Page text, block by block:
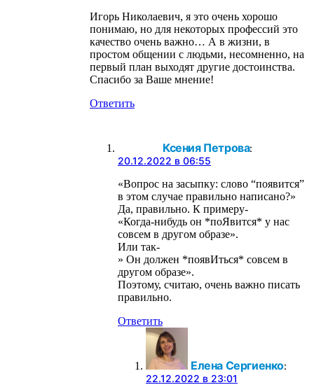
Игорь Николаевич, я это очень хорошо
понимаю, но для некоторых профессий это
качество очень важно… А в жизни, в
простом общении с людьми, несомненно, на
первый план выходят другие достоинства.
Спасибо за Ваше мнение!
Ответить
Ксения Петрова:
20.12.2022 в 06:55
«Вопрос на засыпку: слово “появится”
в этом случае правильно написано?»
Да, правильно. К примеру-
«Когда-нибудь он *поЯвится* у нас
совсем в другом образе».
Или так-
» Он должен *появИться* совсем в
другом образе».
Поэтому, считаю, очень важно писать
правильно.
Ответить
Елена Сергиенко:
22.12.2022 в 23:01